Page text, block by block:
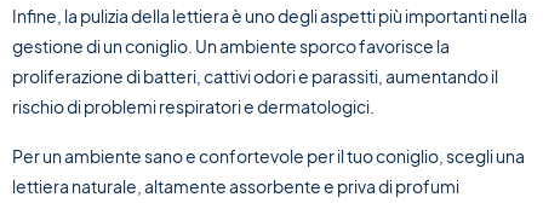
Infine, la pulizia della lettiera è uno degli aspetti più importanti nella
gestione di un coniglio. Un ambiente sporco favorisce la
proliferazione di batteri, cattivi odori e parassiti, aumentando il
rischio di problemi respiratori e dermatologici.
Per un ambiente sano e confortevole per il tuo coniglio, scegli una
lettiera naturale, altamente assorbente e priva di profumi